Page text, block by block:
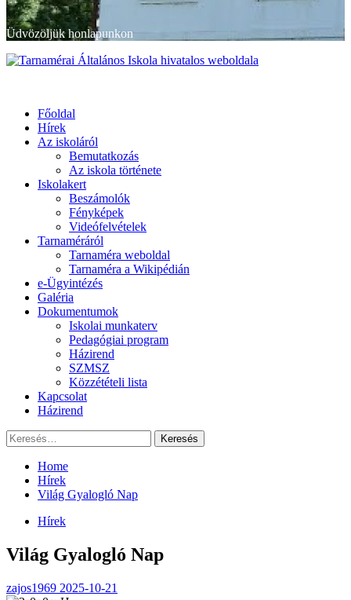
Üdvözöljük honlapunkon
Primary
Főoldal
Hírek
Az iskoláról
Bemutatkozás
Az iskola története
Iskolakert
Beszámolók
Fényképek
Videófelvételek
Tarnaméráról
Tarnaméra weboldal
Tarnaméra a Wikipédián
e-Ügyintézés
Galéria
Dokumentumok
Iskolai munkaterv
Pedagógiai program
Házirend
SZMSZ
Közzétételi lista
Kapcsolat
Házirend
Keresés:
Home
Hírek
Világ Gyalogló Nap
Hírek
Világ Gyalogló Nap
zajos1969 2025-10-21